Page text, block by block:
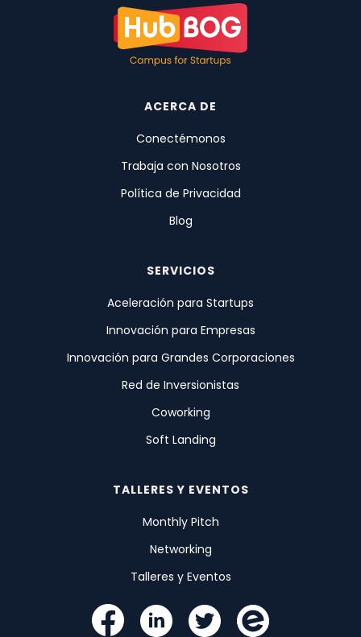
ACERCA DE
Conectémonos
Trabaja con Nosotros
Política de Privacidad
Blog
SERVICIOS
Aceleración para Startups
Innovación para Empresas
Innovación para Grandes Corporaciones
Red de Inversionistas
Coworking
Soft Landing
TALLERES Y EVENTOS
Monthly Pitch
Networking
Talleres y Eventos